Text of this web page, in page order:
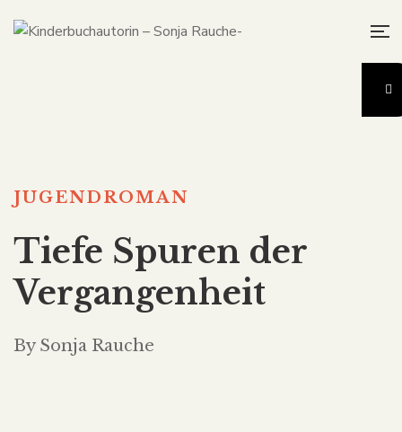
JUGENDROMAN
Tiefe Spuren der
Vergangenheit
By Sonja Rauche